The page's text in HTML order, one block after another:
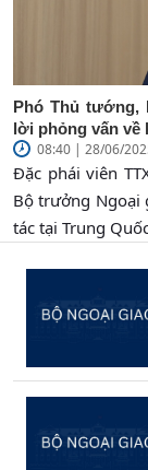
Phó Thủ tướng,
lời phỏng vấn về
08:40 | 28/06/
Đặc phái viên
Bộ trưởng Ngoại
tác tại Trung